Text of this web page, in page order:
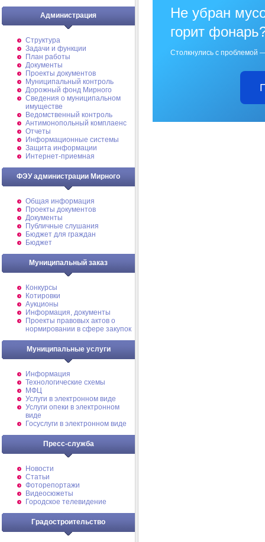
Администрация
Структура
Задачи и функции
План работы
Документы
Проекты документов
Муниципальный контроль
Дорожный фонд Мирного
Cведения о муниципальном
имуществе
Ведомственный контроль
Антимонопольный комплаенс
Отчеты
Информационные системы
Защита информации
Интернет-приемная
ФЭУ администрации Мирного
Общая информация
Проекты документов
Документы
Публичные слушания
Бюджет для граждан
Бюджет
Муниципальный заказ
Конкурсы
Котировки
Аукционы
Информация, документы
Проекты правовых актов о
нормировании в сфере закупок
Муниципальные услуги
Информация
Технологические схемы
МФЦ
Услуги в электронном виде
Услуги опеки в электронном
виде
Госуслуги в электронном виде
Пресс-служба
Новости
Статьи
Фоторепортажи
Видеосюжеты
Городское телевидение
Градостроительство
Не убран
горит
Столкнулись с проблемой